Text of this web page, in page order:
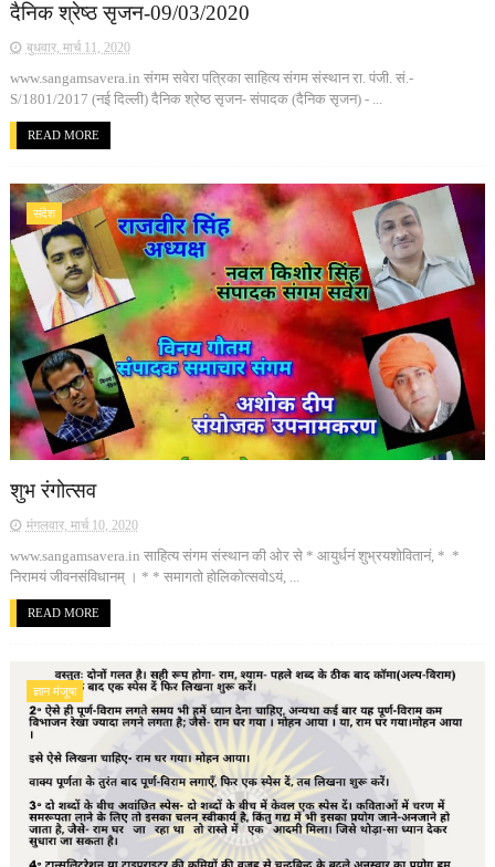
दैनिक श्रेष्ठ सृजन-09/03/2020
बुधवार, मार्च 11, 2020
www.sangamsavera.in संगम सवेरा पत्रिका साहित्य संगम संस्थान रा. पंजी. सं.-
S/1801/2017 (नई दिल्ली) दैनिक श्रेष्ठ सृजन- संपादक (दैनिक सृजन) - ...
READ MORE
संदेश
शुभ रंगोत्सव
मंगलवार, मार्च 10, 2020
www.sangamsavera.in साहित्य संगम संस्थान की ओर से * आयुर्धनं शुभ्रयशोवितानं, * *
निरामयं जीवनसंविधानम् । * * समागतो होलिकोत्सवोऽयं, ...
READ MORE
ज्ञान मंजूषा